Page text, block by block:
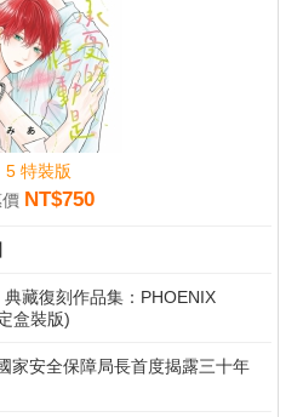
5 特裝版
NT$750
典藏復刻作品集：PHOENIX
盒裝版)
家安全保障局長首度揭露三十年